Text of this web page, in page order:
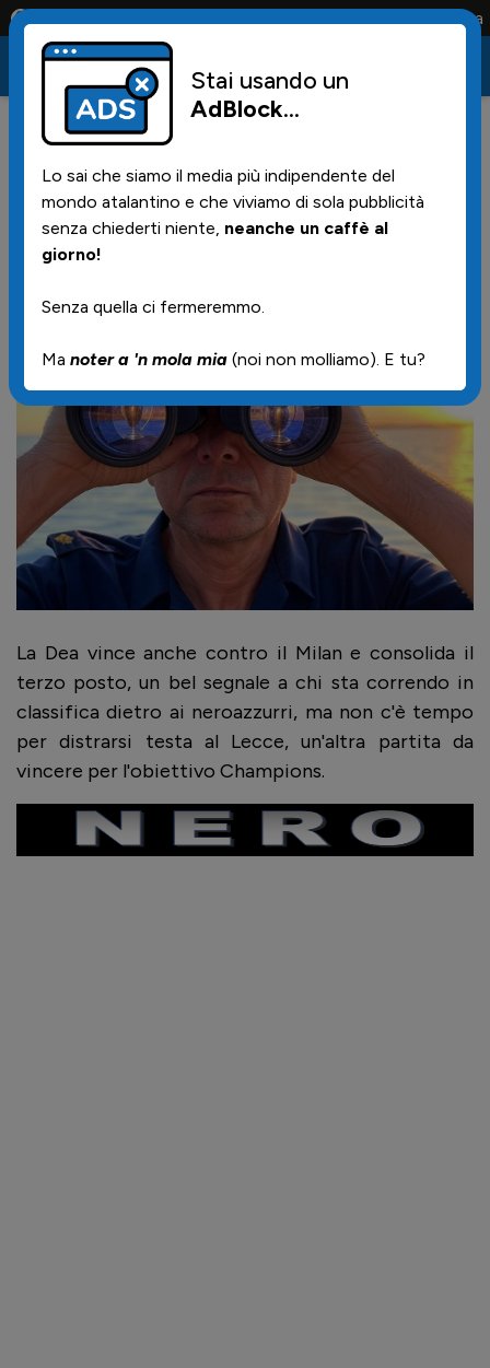
Conta solo la maglia e solo i tifosi la portano tutta la vita
23/04/2025 | 19.20
IL NERO E L'AZZURRO -
Obiettivo Champions
La Dea vince anche contro il Milan e consolida il
terzo posto, un bel segnale a chi sta correndo in
classifica dietro ai neroazzurri, ma non c'è tempo
per distrarsi testa al Lecce, un'altra partita da
vincere per l'obiettivo Champions.
Stai usando un
AdBlock...
Lo sai che siamo il media più indipendente del
mondo atalantino e che viviamo di sola pubblicità
senza chiederti niente, neanche un caffè al
giorno!
Senza quella ci fermeremmo.
Ma noter a 'n mola mia (noi non molliamo). E tu?